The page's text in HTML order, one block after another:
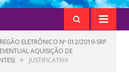
ELETRÔNICO Nº 012/2019-SRP
AQUISIÇÃO DE
» JUSTIFICATIVA